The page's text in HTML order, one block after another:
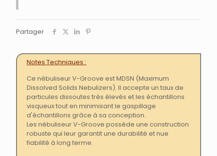
Partager
Notes Techniques
Ce nébuliseur V-Groove est MDSN (Maximum
Dissolved Solids Nebulizers). Il accepte un taux de
particules dissoutes très élevés et les échantillons
visqueux tout en minimisant le gaspillage
d'échantillons grâce à sa conception.
Les nébuliseur V-Groove possède une construction
robuste qui leur garantit une durabilité et nue
fiabilité à long terme.